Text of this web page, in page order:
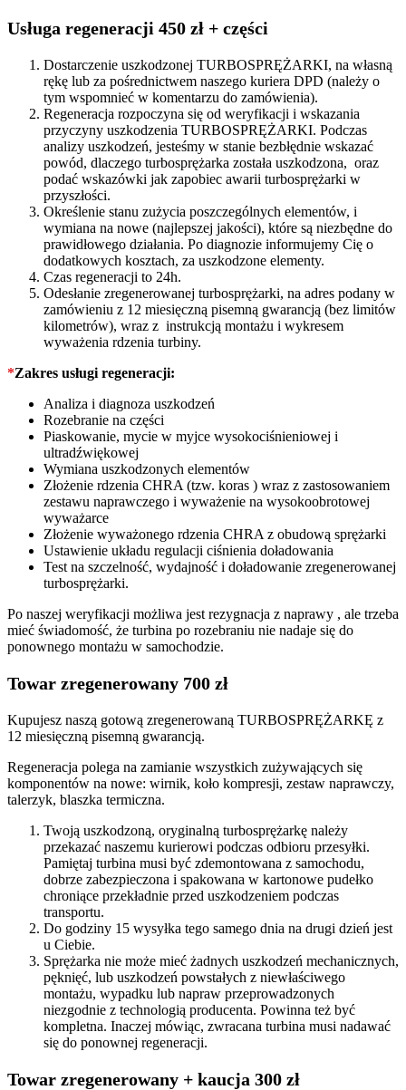
454097-
quantity
Usługa regeneracji 450 zł + części
Dostarczenie uszkodzonej TURBOSPRĘŻARKI, na własną
rękę lub za pośrednictwem naszego kuriera DPD (należy o
tym wspomnieć w komentarzu do zamówienia).
Regeneracja rozpoczyna się od weryfikacji i wskazania
przyczyny uszkodzenia TURBOSPRĘŻARKI. Podczas
analizy uszkodzeń, jesteśmy w stanie bezbłędnie wskazać
powód, dlaczego turbosprężarka została uszkodzona, oraz
podać wskazówki jak zapobiec awarii turbosprężarki w
przyszłości.
Określenie stanu zużycia poszczególnych elementów, i
wymiana na nowe (najlepszej jakości), które są niezbędne do
prawidłowego działania. Po diagnozie informujemy Cię o
dodatkowych kosztach, za uszkodzone elementy.
Czas regeneracji to 24h.
Odesłanie zregenerowanej turbosprężarki, na adres podany w
zamówieniu z 12 miesięczną pisemną gwarancją (bez limitów
kilometrów), wraz z instrukcją montażu i wykresem
wyważenia rdzenia turbiny.
*Zakres usługi regeneracji:
Analiza i diagnoza uszkodzeń
Rozebranie na części
Piaskowanie, mycie w myjce wysokociśnieniowej i
ultradźwiękowej
Wymiana uszkodzonych elementów
Złożenie rdzenia CHRA (tzw. koras ) wraz z zastosowaniem
zestawu naprawczego i wyważenie na wysokoobrotowej
wyważarce
Złożenie wyważonego rdzenia CHRA z obudową sprężarki
Ustawienie układu regulacji ciśnienia doładowania
Test na szczelność, wydajność i doładowanie zregenerowanej
turbosprężarki.
Po naszej weryfikacji możliwa jest rezygnacja z naprawy , ale trzeba
mieć świadomość, że turbina po rozebraniu nie nadaje się do
ponownego montażu w samochodzie.
Towar zregenerowany 700 zł
Kupujesz naszą gotową zregenerowaną TURBOSPRĘŻARKĘ z
12 miesięczną pisemną gwarancją.
Regeneracja polega na zamianie wszystkich zużywających się
komponentów na nowe: wirnik, koło kompresji, zestaw naprawczy,
talerzyk, blaszka termiczna.
Twoją uszkodzoną, oryginalną turbosprężarkę należy
przekazać naszemu kurierowi podczas odbioru przesyłki.
Pamiętaj turbina musi być zdemontowana z samochodu,
dobrze zabezpieczona i spakowana w kartonowe pudełko
chroniące przekładnie przed uszkodzeniem podczas
transportu.
Do godziny 15 wysyłka tego samego dnia na drugi dzień jest
u Ciebie.
Sprężarka nie może mieć żadnych uszkodzeń mechanicznych,
pęknięć, lub uszkodzeń powstałych z niewłaściwego
montażu, wypadku lub napraw przeprowadzonych
niezgodnie z technologią producenta. Powinna też być
kompletna. Inaczej mówiąc, zwracana turbina musi nadawać
się do ponownej regeneracji.
Towar zregenerowany + kaucja 300 zł